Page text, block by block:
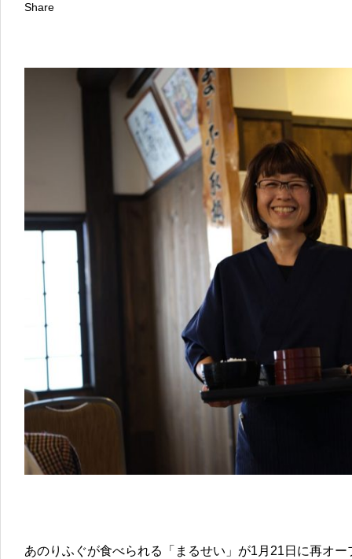
Share
あのりふぐが食べられる「まるせい」が1月21日に再オ